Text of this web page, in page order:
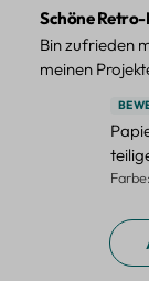
Schöne
Bin zufrieden
meinen